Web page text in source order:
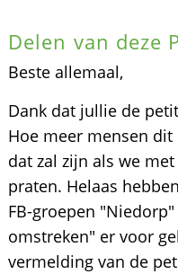
Delen van deze
Beste allemaal,
Dank dat jullie de
Hoe meer mensen
dat zal zijn als we
praten. Helaas
FB-groepen
omstreken" er voor
vermelding van de